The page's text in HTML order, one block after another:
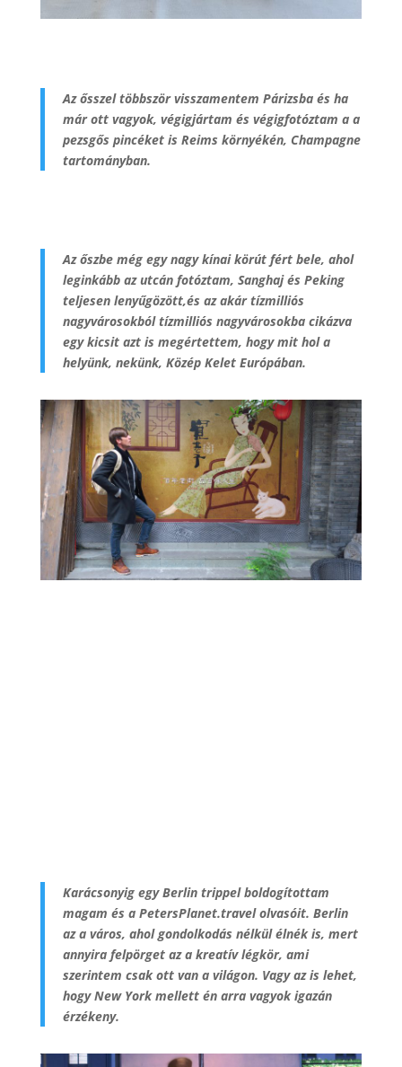
Az ősszel többször visszamentem Párizsba és ha
már ott vagyok, végigjártam és végigfotóztam a a
pezsgős pincéket is Reims környékén, Champagne
tartományban.
Az őszbe még egy nagy kínai körút fért bele, ahol
leginkább az utcán fotóztam, Sanghaj és Peking
teljesen lenyűgözött,és az akár tízmilliós
nagyvárosokból tízmilliós nagyvárosokba cikázva
egy kicsit azt is megértettem, hogy mit hol a
helyünk, nekünk, Közép Kelet Európában.
Karácsonyig egy Berlin trippel boldogítottam
magam és a PetersPlanet.travel olvasóit. Berlin
az a város, ahol gondolkodás nélkül élnék is, mert
annyira felpörget az a kreatív légkör, ami
szerintem csak ott van a világon. Vagy az is lehet,
hogy New York mellett én arra vagyok igazán
érzékeny.